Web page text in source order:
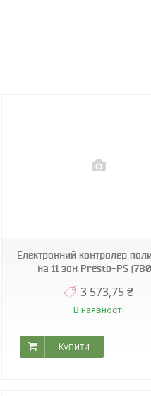
Електронний контролер
на 11 зон Presto-PS
3 573,75 ₴
В наявності
Купити